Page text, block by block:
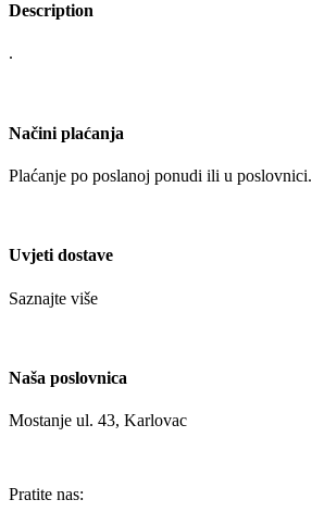
Description
.
Načini plaćanja
Plaćanje po poslanoj ponudi ili u poslovnici.
Uvjeti dostave
Saznajte više
Naša poslovnica
Mostanje ul. 43, Karlovac
Pratite nas: